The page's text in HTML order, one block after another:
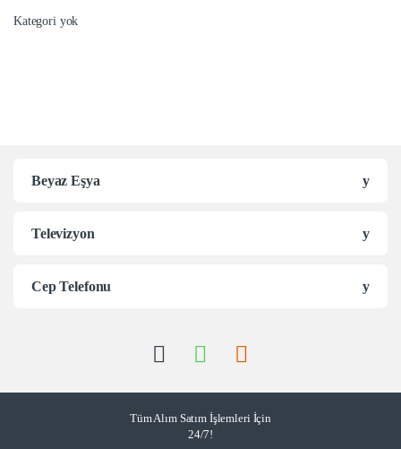
Kategori yok
Beyaz Eşya
Televizyon
Cep Telefonu
Tüm Alım Satım İşlemleri İçin
24/7!